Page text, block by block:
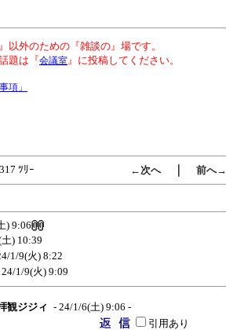
以外のための『雑談の』場です。
題は『会議室』に投稿してください。
項」
ﾂﾘｰ ←次へ｜ 前へ→
) 9:06
) 10:39
1/9(火) 8:22
24/1/9(火) 9:09
観ジジィ - 24/1/6(土) 9:06 -
引用あり